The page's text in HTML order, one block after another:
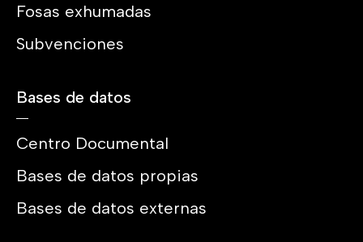
Fosas exhumadas
Subvenciones
Bases de datos
Centro Documental
Bases de datos propias
Bases de datos externas